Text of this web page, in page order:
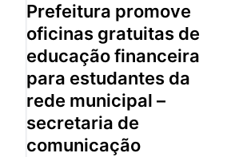
prefeitura promove
oficinas gratuitas de
educação financeira
para estudantes da
rede municipal –
secretaria de
comunicação